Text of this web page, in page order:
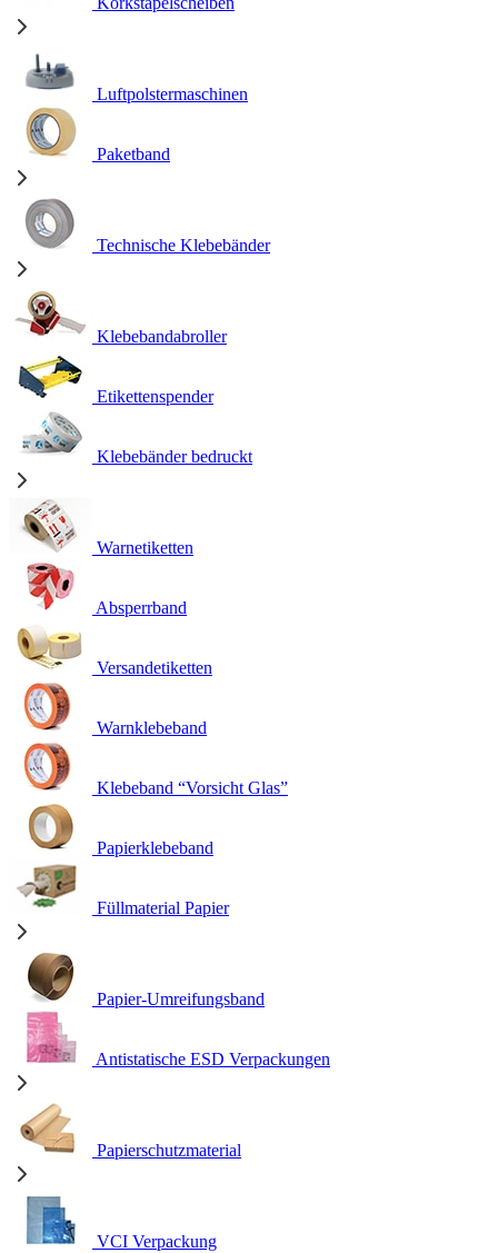
Luftpolstermaschinen
Paketband
Technische Klebebänder
Klebebandabroller
Etikettenspender
Klebebänder bedruckt
Warnetiketten
Absperrband
Versandetiketten
Warnklebeband
Klebeband “Vorsicht Glas”
Papierklebeband
Füllmaterial Papier
Papier-Umreifungsband
Antistatische ESD Verpackungen
Papierschutzmaterial
VCI Verpackung